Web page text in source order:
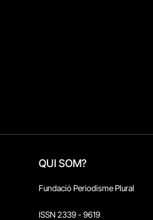
QUI SOM?
Fundació Periodisme Plural
ISSN 2339 - 9619